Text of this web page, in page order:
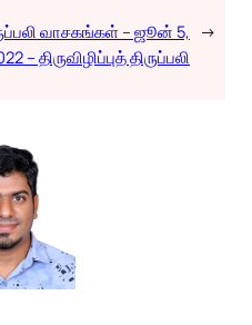
வாசகங்கள் – ஜூன் 5,
– திருவிழிப்புத் திருப்பலி
→